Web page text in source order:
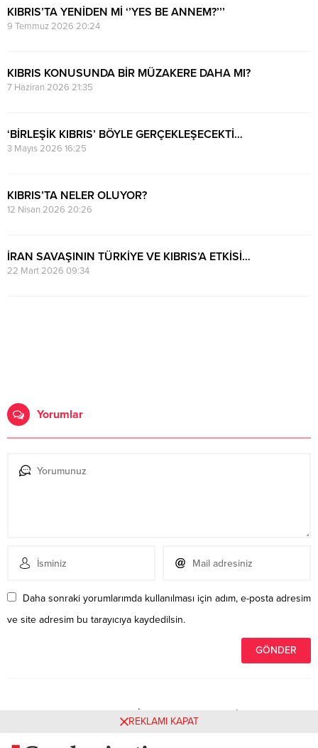
KIBRIS’TA YENİDEN Mİ ‘’YES BE ANNEM?’’’
9 Temmuz 2026 20:24
KIBRIS KONUSUNDA BİR MÜZAKERE DAHA MI?
7 Haziran 2026 21:35
‘BİRLEŞİK KIBRIS’ BÖYLE GERÇEKLEŞECEKTİ…
3 Mayıs 2026 16:25
KIBRIS’TA NELER OLUYOR?
12 Nisan 2026 20:26
İRAN SAVAŞININ TÜRKİYE VE KIBRIS’A ETKİSİ…
22 Mart 2026 09:34
Yorumlar
Daha sonraki yorumlarımda kullanılması için adım, e-posta adresim
ve site adresim bu tarayıcıya kaydedilsin.
Henüz yorum yapılmamış. İlk yorumu yukarıdaki form
aracılığıyla siz yapabilirsiniz.REKLAMI KAPAT